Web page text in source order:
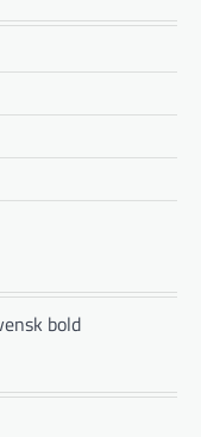
bold